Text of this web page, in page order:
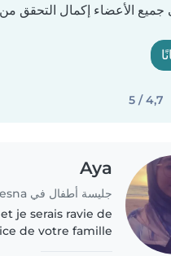
الأعضاء إكمال التحقق من
4,7 / 5
Aya
جليسة أطفال في Tamesna
je serais ravie de
de votre famille